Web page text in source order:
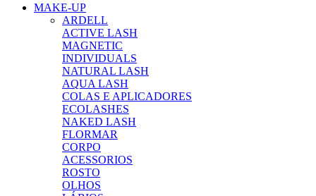
MAKE-UP
ARDELL
ACTIVE LASH
MAGNETIC
INDIVIDUALS
NATURAL LASH
AQUA LASH
COLAS E APLICADORES
ECOLASHES
NAKED LASH
FLORMAR
CORPO
ACESSORIOS
ROSTO
OLHOS